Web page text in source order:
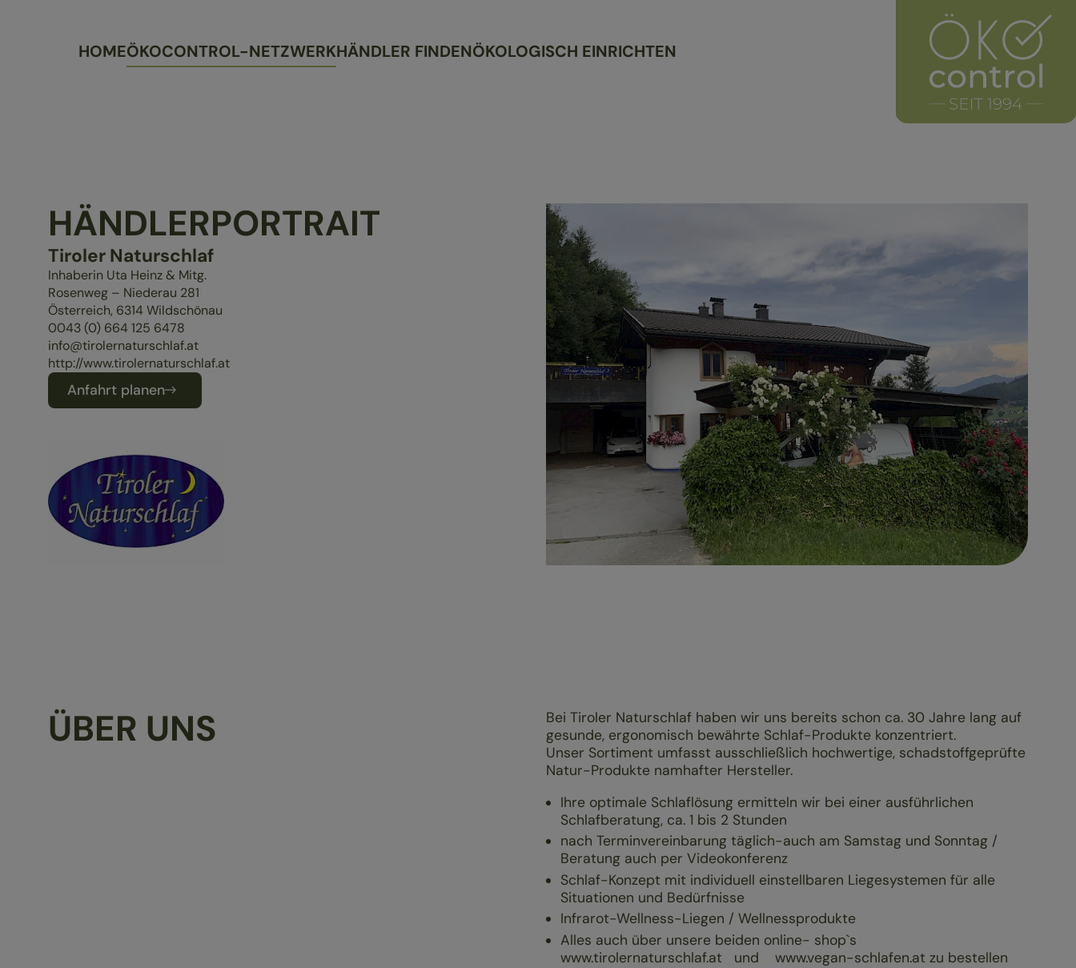
HOMEÖKOCONTROL-NETZWERKHÄNDLER FINDENÖKOLOGISCH EINRICHTEN
HÄNDLERPORTRAIT
Tiroler Naturschlaf
Inhaberin Uta Heinz & Mitg.
Rosenweg – Niederau 281
Österreich, 6314 Wildschönau
0043 (0) 664 125 6478
info@tirolernaturschlaf.at
http://www.tirolernaturschlaf.at
Anfahrt planen
ÜBER UNS
Bei Tiroler Naturschlaf haben wir uns bereits schon ca. 30 Jahre lang auf
gesunde, ergonomisch bewährte Schlaf-Produkte konzentriert.
Unser Sortiment umfasst ausschließlich hochwertige, schadstoffgeprüfte
Natur-Produkte namhafter Hersteller.
Ihre optimale Schlaflösung ermitteln wir bei einer ausführlichen
Schlafberatung, ca. 1 bis 2 Stunden
nach Terminvereinbarung täglich-auch am Samstag und Sonntag /
Beratung auch per Videokonferenz
Schlaf-Konzept mit individuell einstellbaren Liegesystemen für alle
Situationen und Bedürfnisse
Infrarot-Wellness-Liegen / Wellnessprodukte
Alles auch über unsere beiden online- shop`s
www.tirolernaturschlaf.at und www.vegan-schlafen.at zu bestellen